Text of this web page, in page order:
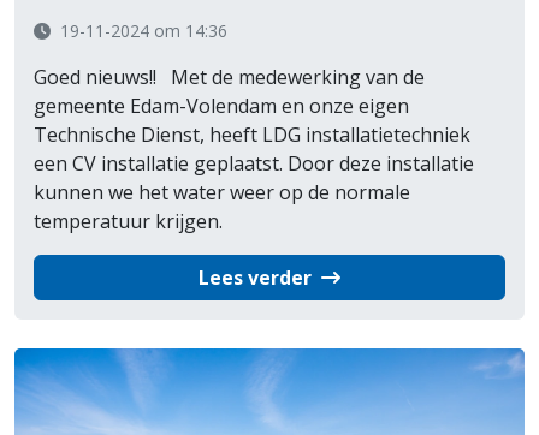
19-11-2024 om 14:36
Goed nieuws!! Met de medewerking van de
gemeente Edam-Volendam en onze eigen
Technische Dienst, heeft LDG installatietechniek
een CV installatie geplaatst. Door deze installatie
kunnen we het water weer op de normale
temperatuur krijgen.
Lees verder